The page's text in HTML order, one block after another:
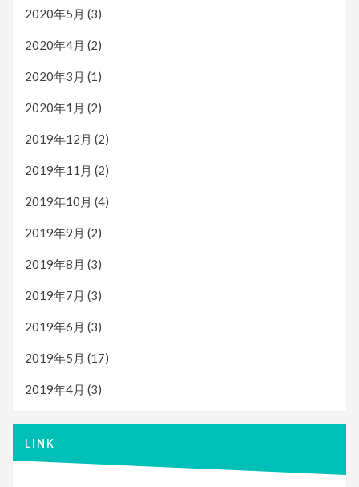
2020年5月 (3)
2020年4月 (2)
2020年3月 (1)
2020年1月 (2)
2019年12月 (2)
2019年11月 (2)
2019年10月 (4)
2019年9月 (2)
2019年8月 (3)
2019年7月 (3)
2019年6月 (3)
2019年5月 (17)
2019年4月 (3)
LINK